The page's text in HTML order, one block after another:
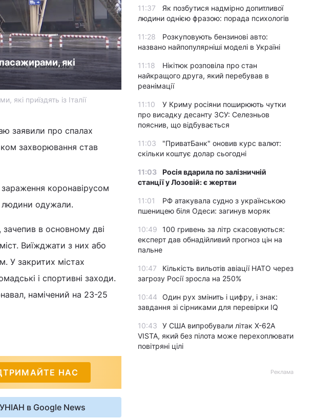
які
приїздять із Італії
заявили про спалах
захворювання став
коронавірусом
людини одужали.
в основному дві
міст. Виїжджати з них або
У закритих містах
і спортивні заходи.
намічений на 23-25
НАС
УНІАН в Google News
11:37
Як позбутися надмірно допитливої
людини однією фразою: порада психологів
11:28
Розкуповують бензинові авто:
названо найпопулярніші моделі в Україні
11:18
Нікітюк розповіла про стан
найкращого друга, який перебував в
реанімації
11:10
У Криму росіяни поширюють чутки
про висадку десанту ЗСУ: Селезньов
пояснив, що відбувається
11:03
"ПриватБанк" оновив курс валют:
скільки коштує долар сьогодні
11:03
Росія вдарила по залізничній
станції у Лозовій: є жертви
11:01
РФ атакувала судно з українською
пшеницею біля Одеси: загинув моряк
10:49
100 гривень за літр скасовуються:
експерт дав обнадійливий прогноз цін на
пальне
10:47
Кількість вильотів авіації НАТО через
загрозу Росії зросла на 250%
10:44
Один рух змінить і цифру, і знак:
завдання зі сірниками для перевірки IQ
10:43
У США випробували літак X-62A
VISTA, який без пілота може перехоплювати
повітряні цілі
Реклама